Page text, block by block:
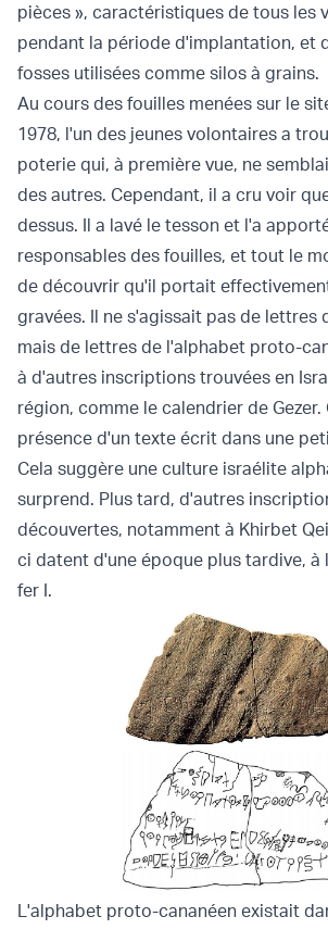
pièces », caractéristiques de tous les
pendant la période d'implantation, et
fosses utilisées comme silos à grains.
Au cours des fouilles menées sur le
1978, l'un des jeunes volontaires a
poterie qui, à première vue, ne
des autres. Cependant, il a cru voir
dessus. Il a lavé le tesson et l'a
responsables des fouilles, et tout le
de découvrir qu'il portait
gravées. Il ne s'agissait pas de lettres
mais de lettres de l'alphabet proto-
à d'autres inscriptions trouvées en
région, comme le calendrier de Gezer.
présence d'un texte écrit dans une
Cela suggère une culture israélite
surprend. Plus tard, d'autres
découvertes, notamment à Khirbet
ci datent d'une époque plus tardive, à
fer I.
L'alphabet proto-cananéen existait